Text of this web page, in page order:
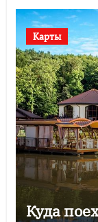
Карты
Куда